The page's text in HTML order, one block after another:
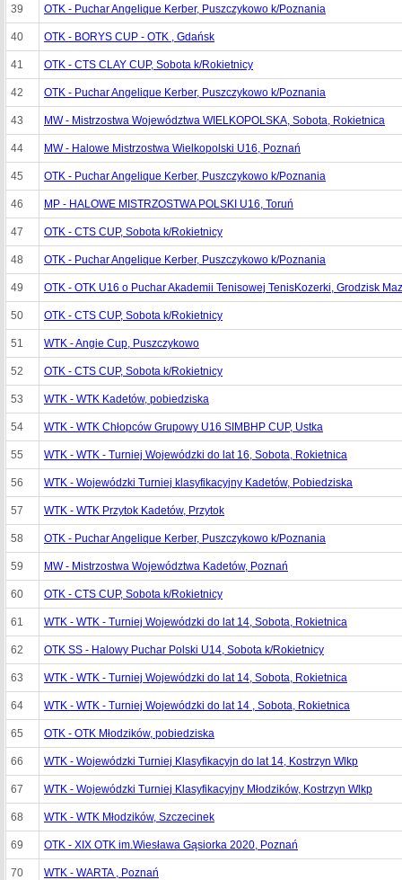
39 OTK - Puchar Angelique Kerber, Puszczykowo k/Poznania
40 OTK - BORYS CUP - OTK , Gdańsk
41 OTK - CTS CLAY CUP, Sobota k/Rokietnicy
42 OTK - Puchar Angelique Kerber, Puszczykowo k/Poznania
43 MW - Mistrzostwa Województwa WIELKOPOLSKA, Sobota, Rokietnica
44 MW - Halowe Mistrzostwa Wielkopolski U16, Poznań
45 OTK - Puchar Angelique Kerber, Puszczykowo k/Poznania
46 MP - HALOWE MISTRZOSTWA POLSKI U16, Toruń
47 OTK - CTS CUP, Sobota k/Rokietnicy
48 OTK - Puchar Angelique Kerber, Puszczykowo k/Poznania
49 OTK - OTK U16 o Puchar Akademii Tenisowej TenisKozerki, Grodzisk
50 OTK - CTS CUP, Sobota k/Rokietnicy
51 WTK - Angie Cup, Puszczykowo
52 OTK - CTS CUP, Sobota k/Rokietnicy
53 WTK - WTK Kadetów, pobiedziska
54 WTK - WTK Chłopców Grupowy U16 SIMBHP CUP, Ustka
55 WTK - WTK - Turniej Wojewódzki do lat 16, Sobota, Rokietnica
56 WTK - Wojewódzki Turniej klasyfikacyjny Kadetów, Pobiedziska
57 WTK - WTK Przytok Kadetów, Przytok
58 OTK - Puchar Angelique Kerber, Puszczykowo k/Poznania
59 MW - Mistrzostwa Województwa Kadetów, Poznań
60 OTK - CTS CUP, Sobota k/Rokietnicy
61 WTK - WTK - Turniej Wojewódzki do lat 14, Sobota, Rokietnica
62 OTK SS - Halowy Puchar Polski U14, Sobota k/Rokietnicy
63 WTK - WTK - Turniej Wojewódzki do lat 14, Sobota, Rokietnica
64 WTK - WTK - Turniej Wojewódzki do lat 14 , Sobota, Rokietnica
65 OTK - OTK Młodzików, pobiedziska
66 WTK - Wojewódzki Turniej Klasyfikacyjn do lat 14, Kostrzyn Wlkp
67 WTK - Wojewódzki Turniej Klasyfikacyjny Młodzików, Kostrzyn Wlkp
68 WTK - WTK Młodzików, Szczecinek
69 OTK - XIX OTK im.Wiesława Gąsiorka 2020, Poznań
70 WTK - WARTA , Poznań